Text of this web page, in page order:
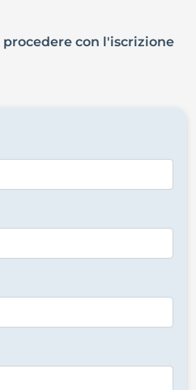
con l'iscrizione